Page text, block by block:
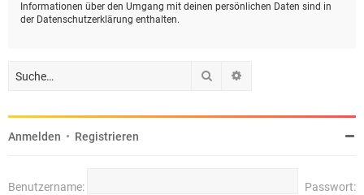
Informationen über den Umgang mit deinen persönlichen Daten sind in
der Datenschutzerklärung enthalten.
Suche
Anmelden • Registrieren
Benutzername: Passwort: